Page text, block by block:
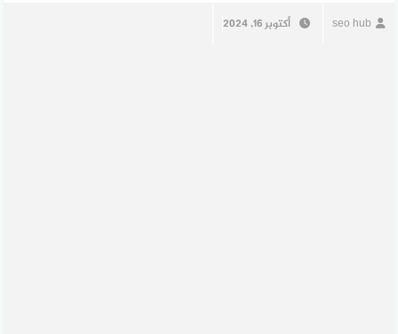
seo hub أكتوبر 16, 2024